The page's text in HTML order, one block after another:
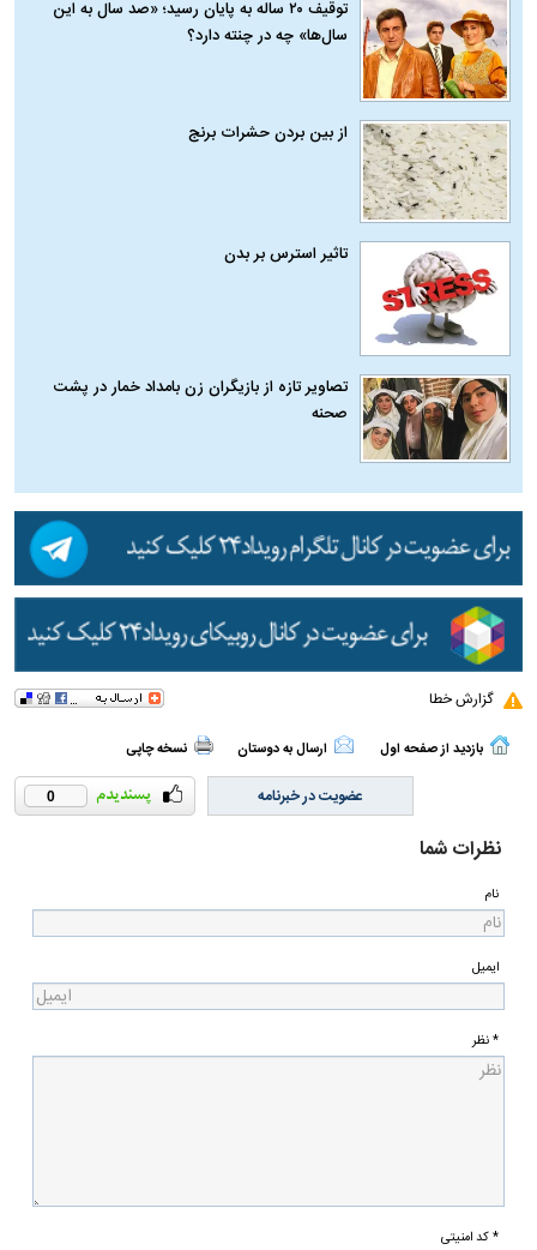
توقیف ۲۰ ساله به پایان رسید؛ «صد سال به این
سال‌ها» چه در چنته دارد؟
از بین بردن حشرات برنج
تاثیر استرس بر بدن
تصاویر تازه از بازیگران زن بامداد خمار در پشت
صحنه
گزارش خطا
بازدید از صفحه اول ارسال به دوستان نسخه چاپی
0 عضویت در خبرنامه
نظرات شما
نام
ایمیل
* نظر
* کد امنیتی